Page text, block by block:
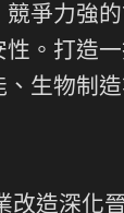
爭力強
。打造
生物制造
改造深化